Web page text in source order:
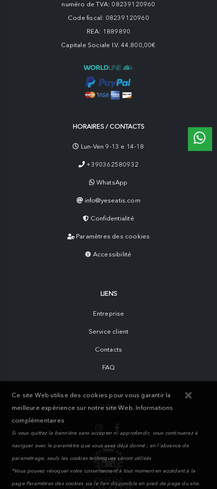
numéro de TVA: 08239120960
Code fiscal: 08239120960
REA: 1889890
Capitale Sociale I.V. 44.800,00€
HORAIRES / CONTACTS
Lun-Ven 9-13 e 14-18
+390362580932
WhatsApp
info@yeseatis.com
Confidentialité
Paramètres des cookies
Accessibilité
LIENS
Entreprise
Service client
Contacts
FAQ
SOCIALE
Ce site Web utilise des cookies pour vous garantir la
meilleure expérience sur notre site Web. Informations
complémentaires
Si vous quittez la bannière sans accepter ni approfondir, vous continuerez à
naviguer avec le paramètre que vous avez déjà donné ; en l'absence de
paramétrage, seuls les cookies techniques seront utilisés
*Vous pouvez révoquer votre consentement à tout moment en accédant à la
page Paramètres des cookies via le lien disponible en pied de page du site.